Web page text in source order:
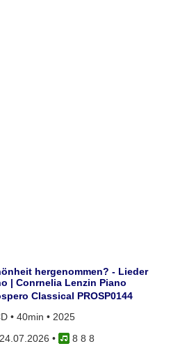
hergenommen? - Lieder
| Conrnelia Lenzin Piano
Classical PROSP0144
• 40min • 2025
24.07.2026 •
8 8 8